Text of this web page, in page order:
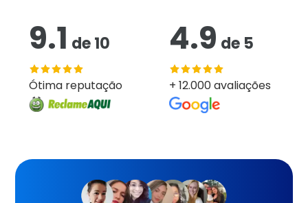
9.1 de10
Ótima reputação
4.9 de 5
+ 12.000 avaliações